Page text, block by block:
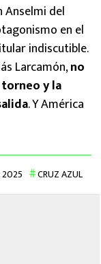
del
en el
indiscutible.
Larcamón,no
y la
. Y América
2025 CRUZ AZUL